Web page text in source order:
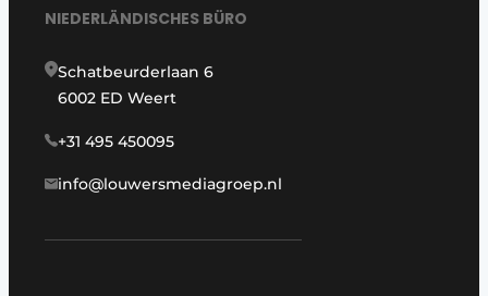
NIEDERLÄNDISCHES BÜRO
Schatbeurderlaan 6
6002 ED Weert
+31 495 450095
info@louwersmediagroep.nl